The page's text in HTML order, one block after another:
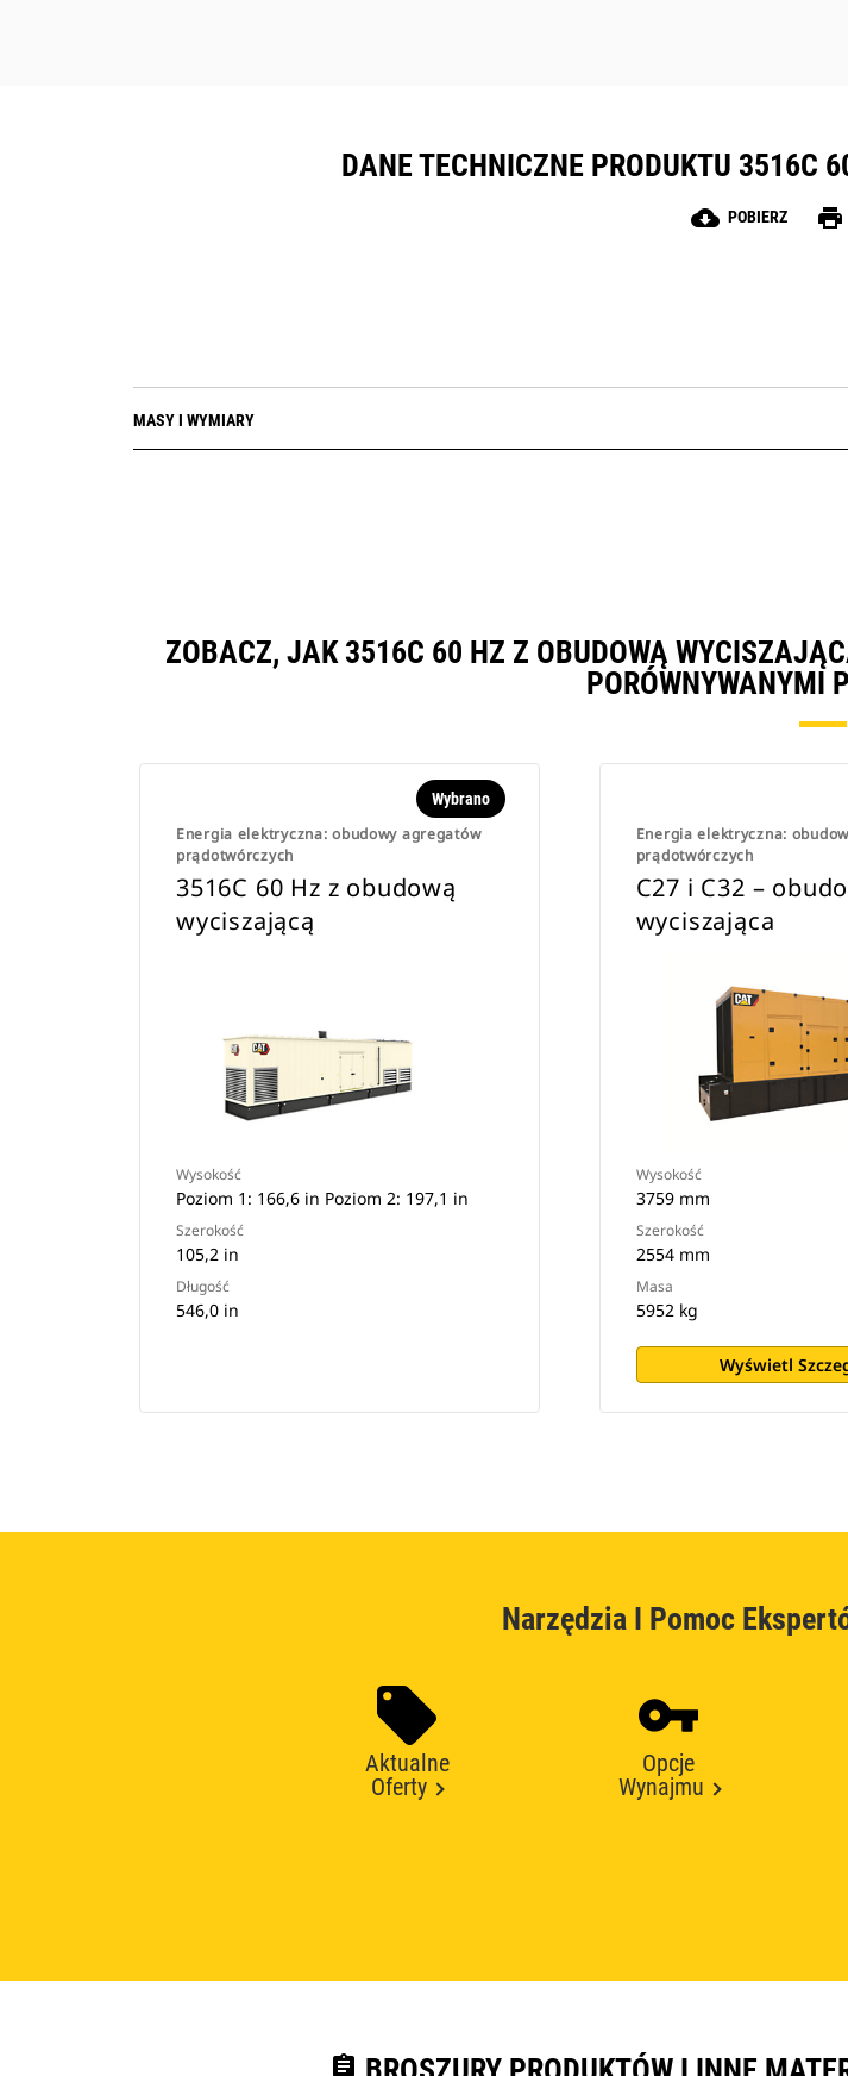
DANE TECHNICZNE PRODUKTU 3516C
cloud_download POBIERZ print
MASY I WYMIARY
ZOBACZ, JAK 3516C 60 HZ Z OBUDOWĄ
PORÓWNYWANYMI
Energia elektryczna: obudowy agregatów
prądotwórczych
Wybrano
3516C 60 Hz z obudową
wyciszającą
Wysokość
Poziom 1: 166,6 in Poziom 2: 197,1 in
Szerokość
105,2 in
Długość
546,0 in
Energia elektryczna:
prądotwórczych
C27 i C32 –
wyciszająca
Wysokość
3759 mm
Szerokość
2554 mm
Masa
5952 kg
Wyświetl
Narzędzia I Pomoc
Aktualne
Oferty
Opcje
Wynajmu
assignment